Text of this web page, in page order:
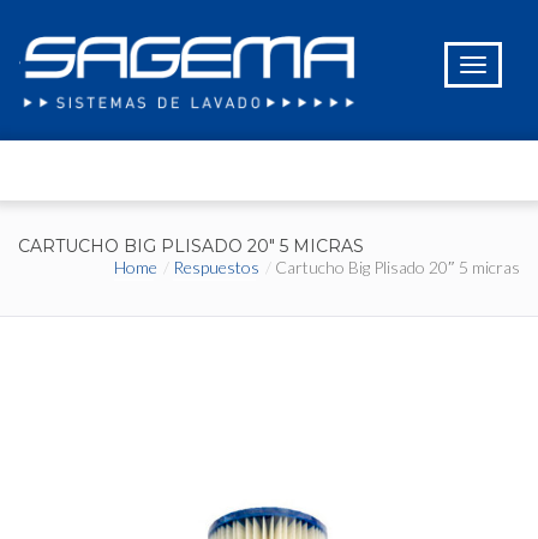
CARTUCHO BIG PLISADO 20″ 5 MICRAS
Home Respuestos Cartucho Big Plisado 20″ 5 micras